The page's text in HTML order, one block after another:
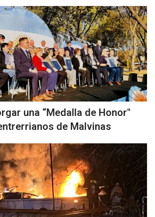
una “Medalla de Honor"
de Malvinas